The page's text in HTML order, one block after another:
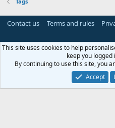
Contact us Terms and rules
This site uses cookies to help
keep you logged
By continuing to use this site, you
Accept